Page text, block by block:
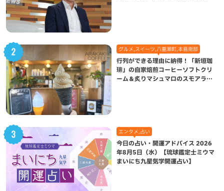
グルメ,スイーツ,八重瀬町,本島南部
行列ができる理由に納得！「新垣珈
琲」の自家焙煎コーヒーソフトクリ
ーム＆炙りマシュマロのスモアラテ
エンタメ,占い
今日の占い・開運アドバイス 2026
年8月5日（水）【琉球鑑定士ミウマ
まいにち九星気学開運占い】